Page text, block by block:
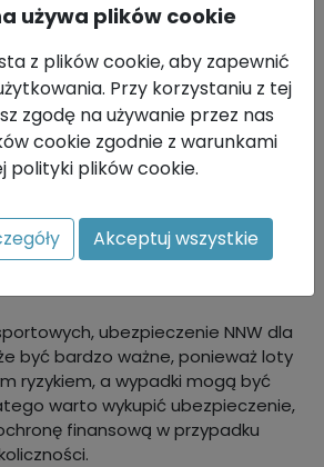
lotniami - co
osób latających lotnią obejmuje
jak:
kalectwo,
ubezpieczenie NNW dla
być bardzo ważne, ponieważ loty
ryzykiem, a wypadki mogą być
warto wykupić ubezpieczenie,
finansową w przypadku
używa plików cookie
z plików cookie, aby zapewnić
Przy korzystaniu z tej
zgodę na używanie przez nas
cookie zgodnie z warunkami
polityki plików cookie.
Akceptuj wszystkie